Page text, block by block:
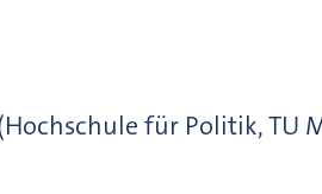
für Politik, TU